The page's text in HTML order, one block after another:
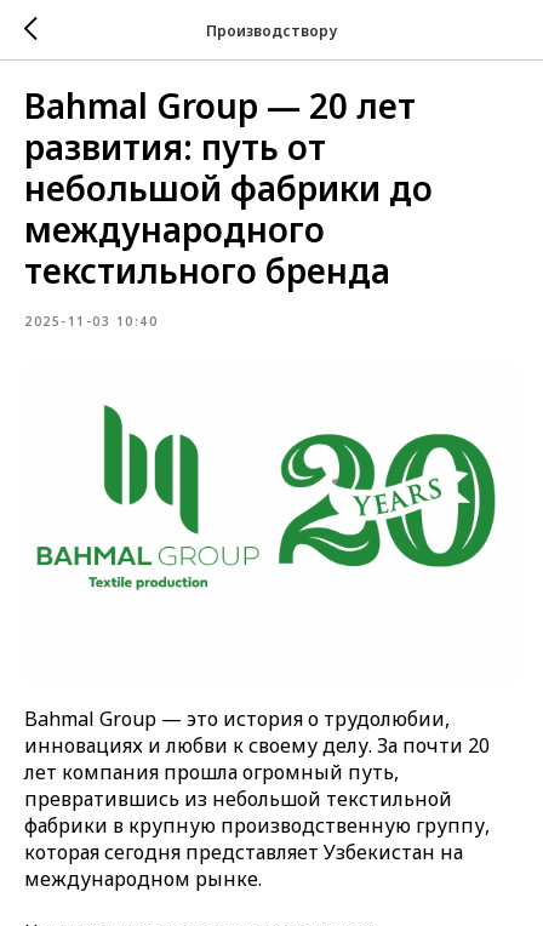
Производствору
Bahmal Group — 20 лет
развития: путь от
небольшой фабрики до
международного
текстильного бренда
2025-11-03 10:40
Bahmal Group — это история о трудолюбии,
инновациях и любви к своему делу. За почти 20
лет компания прошла огромный путь,
превратившись из небольшой текстильной
фабрики в крупную производственную группу,
которая сегодня представляет Узбекистан на
международном рынке.